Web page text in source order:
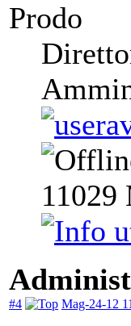
Prodo
11029
#4 Mag-24-12